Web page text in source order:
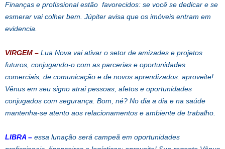
Finanças e profissional estão favorecidos: se você se dedicar e se
esmerar vai colher bem. Júpiter avisa que os imóveis entram em
evidencia.
VIRGEM – Lua Nova vai ativar o setor de amizades e projetos
futuros, conjugando-o com as parcerias e oportunidades
comerciais, de comunicação e de novos aprendizados: aproveite!
Vênus em seu signo atrai pessoas, afetos e oportunidades
conjugados com segurança. Bom, né? No dia a dia e na saúde
mantenha-se atento aos relacionamentos e ambiente de trabalho.
LIBRA – essa lunação será campeã em oportunidades